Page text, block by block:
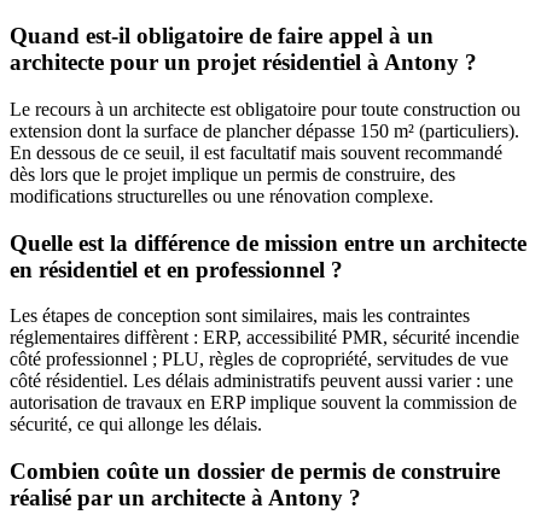
Quand est-il obligatoire de faire appel à un
architecte pour un projet résidentiel à Antony ?
Le recours à un architecte est obligatoire pour toute construction ou
extension dont la surface de plancher dépasse 150 m² (particuliers).
En dessous de ce seuil, il est facultatif mais souvent recommandé
dès lors que le projet implique un permis de construire, des
modifications structurelles ou une rénovation complexe.
Quelle est la différence de mission entre un architecte
en résidentiel et en professionnel ?
Les étapes de conception sont similaires, mais les contraintes
réglementaires diffèrent : ERP, accessibilité PMR, sécurité incendie
côté professionnel ; PLU, règles de copropriété, servitudes de vue
côté résidentiel. Les délais administratifs peuvent aussi varier : une
autorisation de travaux en ERP implique souvent la commission de
sécurité, ce qui allonge les délais.
Combien coûte un dossier de permis de construire
réalisé par un architecte à Antony ?